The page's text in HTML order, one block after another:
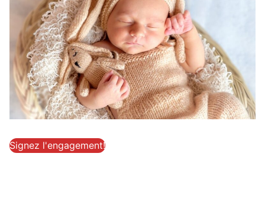
Signez l'engagement!